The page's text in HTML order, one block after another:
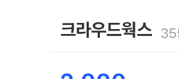
크라우드웍스